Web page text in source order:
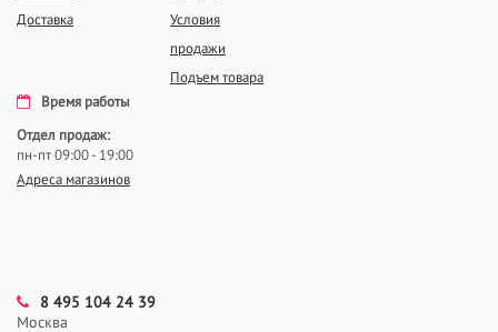
Доставка
Условия
продажи
Подъем товара
Время работы
Отдел продаж:
пн-пт 09:00 - 19:00
Адреса магазинов
8 495 104 24 39
Москва